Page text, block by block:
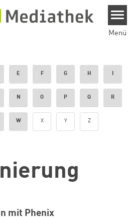
Menü
E F G H
N O P Q R
W X Y Z
mit Phenix